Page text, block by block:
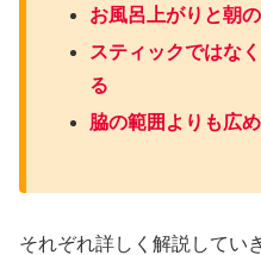
お風呂上がりと朝
スティックではな
る
脇の範囲よりも広
それぞれ詳しく解説してい